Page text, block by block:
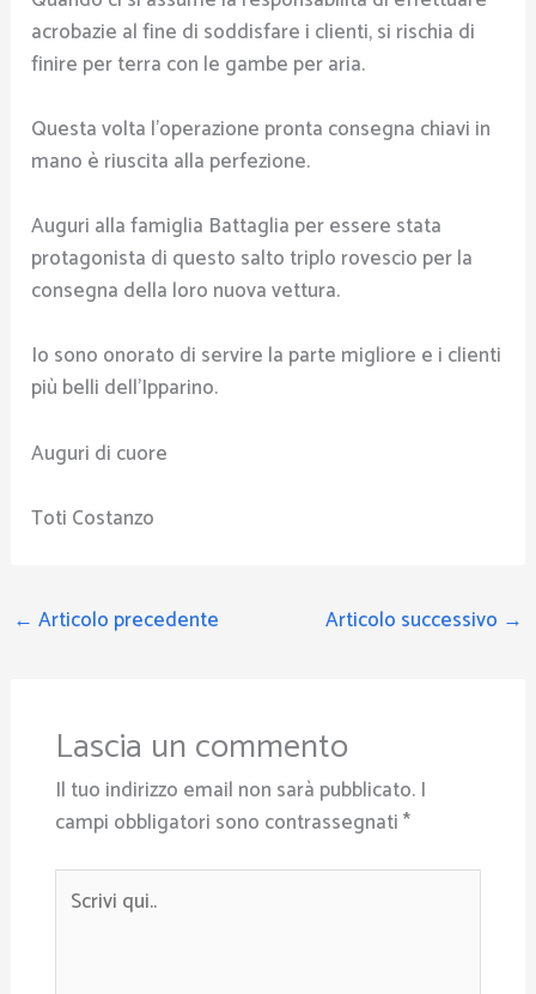
acrobazie al fine di soddisfare i clienti, si rischia di
finire per terra con le gambe per aria.
Questa volta l’operazione pronta consegna chiavi in
mano è riuscita alla perfezione.
Auguri alla famiglia Battaglia per essere stata
protagonista di questo salto triplo rovescio per la
consegna della loro nuova vettura.
Io sono onorato di servire la parte migliore e i clienti
più belli dell’Ipparino.
Auguri di cuore
Toti Costanzo
← Articolo precedente Articolo successivo →
Lascia un commento
Il tuo indirizzo email non sarà pubblicato. I
campi obbligatori sono contrassegnati*
qui..